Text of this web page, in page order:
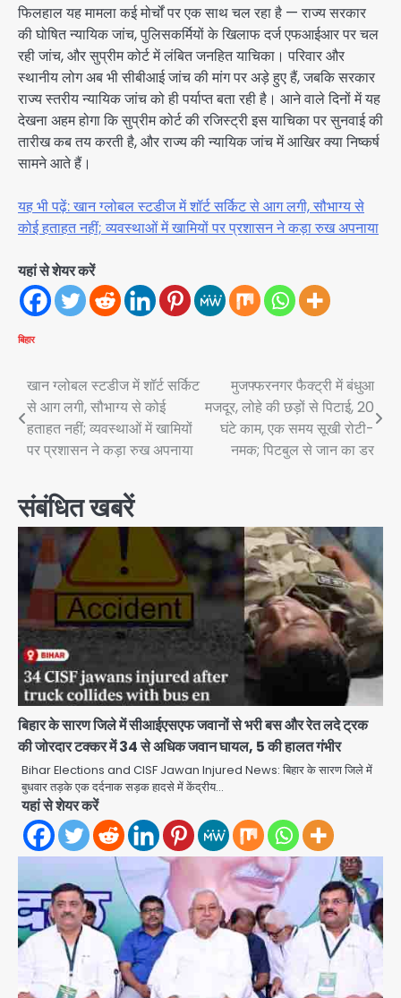
फिलहाल यह मामला कई मोर्चों पर एक साथ चल रहा है — राज्य सरकार
की घोषित न्यायिक जांच, पुलिसकर्मियों के खिलाफ दर्ज एफआईआर पर चल
रही जांच, और सुप्रीम कोर्ट में लंबित जनहित याचिका। परिवार और
स्थानीय लोग अब भी सीबीआई जांच की मांग पर अड़े हुए हैं, जबकि सरकार
राज्य स्तरीय न्यायिक जांच को ही पर्याप्त बता रही है। आने वाले दिनों में यह
देखना अहम होगा कि सुप्रीम कोर्ट की रजिस्ट्री इस याचिका पर सुनवाई की
तारीख कब तय करती है, और राज्य की न्यायिक जांच में आखिर क्या निष्कर्ष
सामने आते हैं।
यह भी पढ़ें: खान ग्लोबल स्टडीज में शॉर्ट सर्किट से आग लगी, सौभाग्य से
कोई हताहत नहीं; व्यवस्थाओं में खामियों पर प्रशासन ने कड़ा रुख अपनाया
यहां से शेयर करें
बिहार
Post
navigation
खान ग्लोबल स्टडीज में शॉर्ट सर्किट
से आग लगी, सौभाग्य से कोई
हताहत नहीं; व्यवस्थाओं में खामियों
पर प्रशासन ने कड़ा रुख अपनाया
मुजफ्फरनगर फैक्ट्री में बंधुआ
मजदूर, लोहे की छड़ों से पिटाई, 20
घंटे काम, एक समय सूखी रोटी-
नमक; पिटबुल से जान का डर
संबंधित खबरें
बिहार के सारण जिले में सीआईएसएफ जवानों से भरी बस और रेत लदे ट्रक
की जोरदार टक्कर में 34 से अधिक जवान घायल, 5 की हालत गंभीर
Bihar Elections and CISF Jawan Injured News: बिहार के सारण जिले में
बुधवार तड़के एक दर्दनाक सड़क हादसे में केंद्रीय…
यहां से शेयर करें